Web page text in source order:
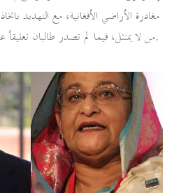
مغادرة الأراضي الأفغانية، مع التهديد
من لا يمتثل، فيما لم تصدر طالبان تعليقاً على البيان.